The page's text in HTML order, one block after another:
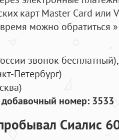
карт Master Card или
можно обратиться
звонок бесплатный),
Петербург)
добавочный номер: 3533
Сиалис